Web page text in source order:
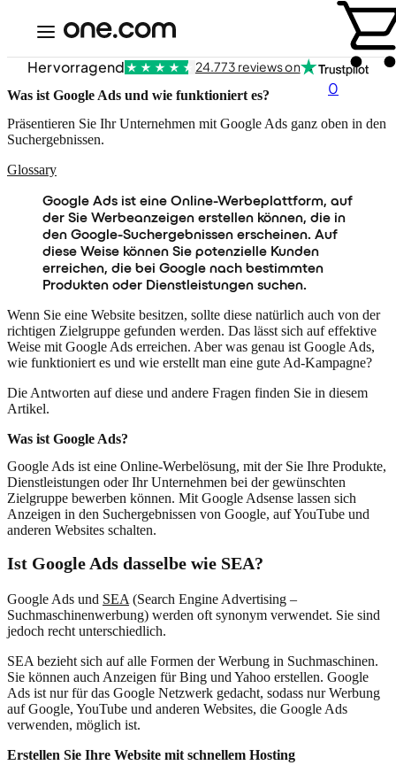
0
Hervorragend 24.773 reviews on
Was ist Google Ads und wie funktioniert es?
Präsentieren Sie Ihr Unternehmen mit Google Ads ganz oben in den
Suchergebnissen.
Glossary
Google Ads ist eine Online-Werbeplattform, auf
der Sie Werbeanzeigen erstellen können, die in
den Google-Suchergebnissen erscheinen. Auf
diese Weise können Sie potenzielle Kunden
erreichen, die bei Google nach bestimmten
Produkten oder Dienstleistungen suchen.
Wenn Sie eine Website besitzen, sollte diese natürlich auch von der
richtigen Zielgruppe gefunden werden. Das lässt sich auf effektive
Weise mit Google Ads erreichen. Aber was genau ist Google Ads,
wie funktioniert es und wie erstellt man eine gute Ad-Kampagne?
Die Antworten auf diese und andere Fragen finden Sie in diesem
Artikel.
Was ist Google Ads?
Google Ads ist eine Online-Werbelösung, mit der Sie Ihre Produkte,
Dienstleistungen oder Ihr Unternehmen bei der gewünschten
Zielgruppe bewerben können. Mit Google Adsense lassen sich
Anzeigen in den Suchergebnissen von Google, auf YouTube und
anderen Websites schalten.
Ist Google Ads dasselbe wie SEA?
Google Ads und SEA (Search Engine Advertising –
Suchmaschinenwerbung) werden oft synonym verwendet. Sie sind
jedoch recht unterschiedlich.
SEA bezieht sich auf alle Formen der Werbung in Suchmaschinen.
Sie können auch Anzeigen für Bing und Yahoo erstellen. Google
Ads ist nur für das Google Netzwerk gedacht, sodass nur Werbung
auf Google, YouTube und anderen Websites, die Google Ads
verwenden, möglich ist.
Erstellen Sie Ihre Website mit schnellem Hosting